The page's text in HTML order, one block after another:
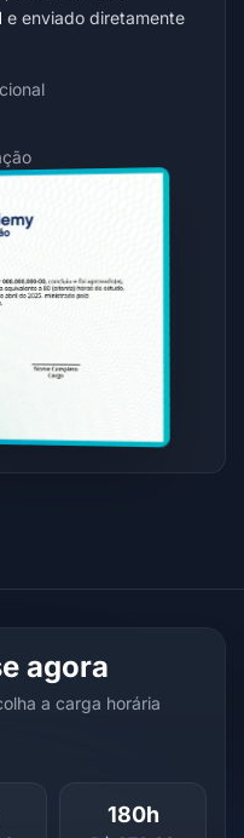
e enviado diretamente
agora
a carga horária
180h